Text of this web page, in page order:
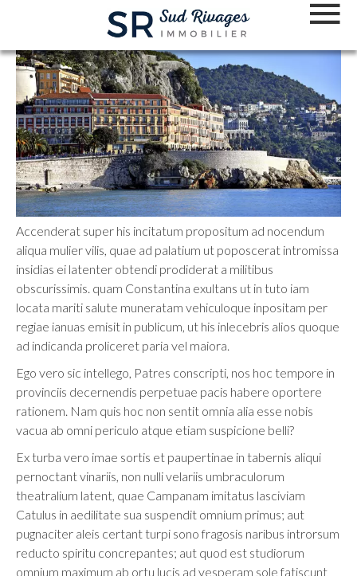
Accenderat super his incitatum propositum ad nocendum
aliqua mulier vilis, quae ad palatium ut poposcerat intromissa
insidias ei latenter obtendi prodiderat a militibus
obscurissimis. quam Constantina exultans ut in tuto iam
locata mariti salute muneratam vehiculoque inpositam per
regiae ianuas emisit in publicum, ut his inlecebris alios quoque
ad indicanda proliceret paria vel maiora.
Ego vero sic intellego, Patres conscripti, nos hoc tempore in
provinciis decernendis perpetuae pacis habere oportere
rationem. Nam quis hoc non sentit omnia alia esse nobis
vacua ab omni periculo atque etiam suspicione belli?
Ex turba vero imae sortis et paupertinae in tabernis aliqui
pernoctant vinariis, non nulli velariis umbraculorum
theatralium latent, quae Campanam imitatus lasciviam
Catulus in aedilitate sua suspendit omnium primus; aut
pugnaciter aleis certant turpi sono fragosis naribus introrsum
reducto spiritu concrepantes; aut quod est studiorum
omnium maximum ab ortu lucis ad vesperam sole fatiscunt